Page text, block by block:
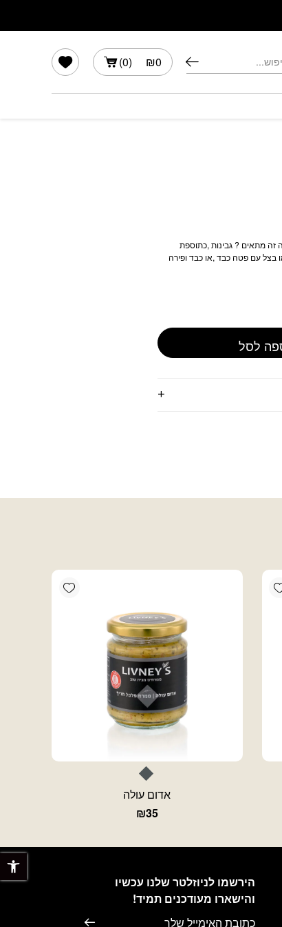
₪0
(
0
)
מתאים ? גבינות ,כתוספת
בצל עם פטה כבד ,או כבד ופירה
לסל
Add wishlist
Add wishlist
אדום עולה
₪35
הירשמו לניוזלטר שלנו עכשיו
והישארו מעודכנים תמיד!
דוא׳׳ל